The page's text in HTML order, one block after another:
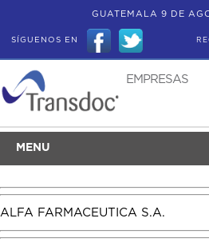
GUATEMALA 9 DE
SÍGUENOS EN
MENU
EMPRESAS
ALFA FARMACEUTICA S.A.